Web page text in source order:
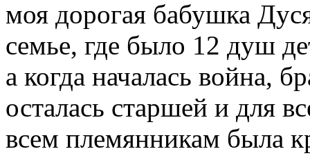
моя дорогая бабушка
семье, где было 12 душ
а когда началась война,
осталась старшей и для
всем племянникам была